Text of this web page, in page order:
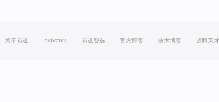
关于有道 Investors 有道智选 官方博客 技术博客 诚聘英才